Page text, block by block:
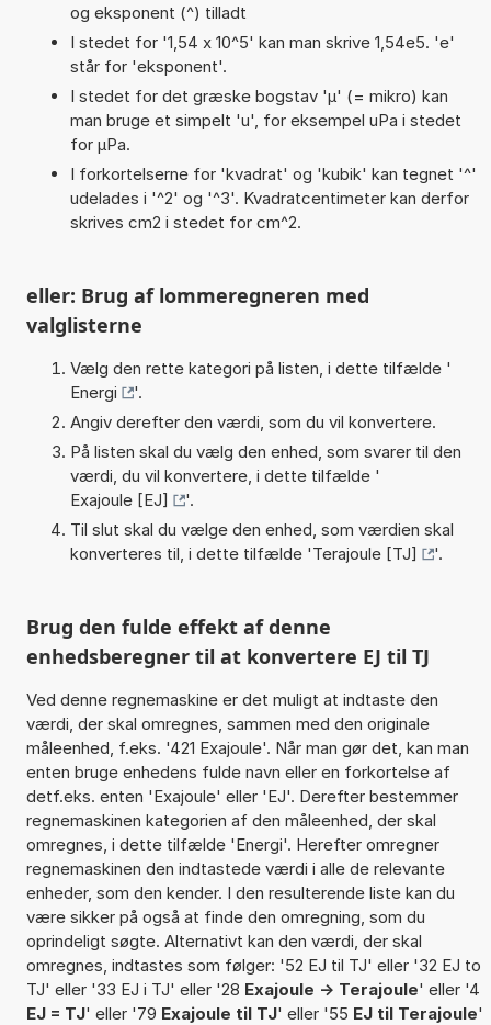
og eksponent (^) tilladt
I stedet for '1,54 x 10^5' kan man skrive 1,54e5. 'e'
står for 'eksponent'.
I stedet for det græske bogstav 'µ' (= mikro) kan
man bruge et simpelt 'u', for eksempel uPa i stedet
for µPa.
I forkortelserne for 'kvadrat' og 'kubik' kan tegnet '^'
udelades i '^2' og '^3'. Kvadratcentimeter kan derfor
skrives cm2 i stedet for cm^2.
eller: Brug af lommeregneren med
valglisterne
Vælg den rette kategori på listen, i dette tilfælde '
Energi
'.
Angiv derefter den værdi, som du vil konvertere.
På listen skal du vælg den enhed, som svarer til den
værdi, du vil konvertere, i dette tilfælde '
Exajoule [EJ]
'.
Til slut skal du vælge den enhed, som værdien skal
konverteres til, i dette tilfælde 'Terajoule [TJ] '.
Brug den fulde effekt af denne
enhedsberegner til at konvertere EJ til TJ
Ved denne regnemaskine er det muligt at indtaste den
værdi, der skal omregnes, sammen med den originale
måleenhed, f.eks. '421 Exajoule'. Når man gør det, kan man
enten bruge enhedens fulde navn eller en forkortelse af
detf.eks. enten 'Exajoule' eller 'EJ'. Derefter bestemmer
regnemaskinen kategorien af den måleenhed, der skal
omregnes, i dette tilfælde 'Energi'. Herefter omregner
regnemaskinen den indtastede værdi i alle de relevante
enheder, som den kender. I den resulterende liste kan du
være sikker på også at finde den omregning, som du
oprindeligt søgte. Alternativt kan den værdi, der skal
omregnes, indtastes som følger: '52 EJ til TJ' eller '32 EJ to
TJ' eller '33 EJ i TJ' eller '28 Exajoule -> Terajoule' eller '4
EJ = TJ' eller '79 Exajoule til TJ' eller '55 EJ til Terajoule'